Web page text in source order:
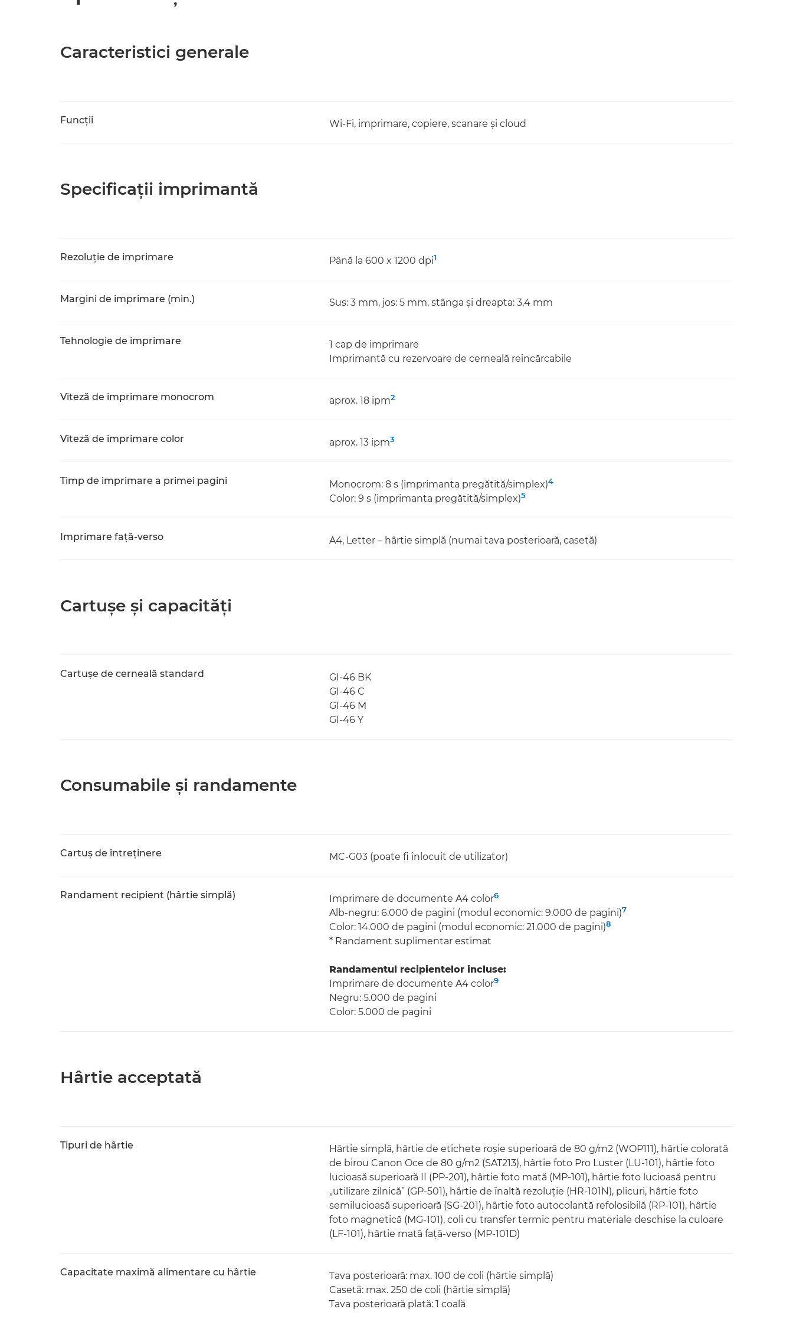
Caracteristici generale
Funcţii Wi-Fi, imprimare, copiere, scanare şi cloud
Specificaţii imprimantă
Rezoluţie de imprimare Până la 600 x 1200 dpi1
Margini de imprimare (min.) Sus: 3 mm, jos: 5 mm, stânga şi dreapta: 3,4 mm
Tehnologie de imprimare
1 cap de imprimare
Imprimantă cu rezervoare de cerneală reîncărcabile
Viteză de imprimare monocrom aprox. 18 ipm2
Viteză de imprimare color aprox. 13 ipm3
Timp de imprimare a primei pagini Monocrom: 8 s (imprimanta pregătită/simplex)4
Color: 9 s (imprimanta pregătită/simplex)5
Imprimare faţă-verso A4, Letter – hârtie simplă (numai tava posterioară, casetă)
Cartuşe şi capacităţi
Cartuşe de cerneală standard
GI-46 BK
GI-46 C
GI-46 M
GI-46 Y
Consumabile şi randamente
Cartuş de întreţinere MC-G03 (poate fi înlocuit de utilizator)
Randament recipient (hârtie simplă) Imprimare de documente A4 color6
Alb-negru: 6.000 de pagini (modul economic: 9.000 de pagini)7
Color: 14.000 de pagini (modul economic: 21.000 de pagini)8
* Randament suplimentar estimat
Randamentul recipientelor incluse:
Imprimare de documente A4 color9
Negru: 5.000 de pagini
Color: 5.000 de pagini
Hârtie acceptată
Tipuri de hârtie
Hârtie simplă, hârtie de etichete roşie superioară de 80 g/m2 (WOP111), hârtie colorată
de birou Canon Oce de 80 g/m2 (SAT213), hârtie foto Pro Luster (LU-101), hârtie foto
lucioasă superioară II (PP-201), hârtie foto mată (MP-101), hârtie foto lucioasă pentru
„utilizare zilnică” (GP-501), hârtie de înaltă rezoluţie (HR-101N), plicuri, hârtie foto
semilucioasă superioară (SG-201), hârtie foto autocolantă refolosibilă (RP-101), hârtie
foto magnetică (MG-101), coli cu transfer termic pentru materiale deschise la culoare
(LF-101), hârtie mată faţă-verso (MP-101D)
Capacitate maximă alimentare cu hârtie
Tava posterioară: max. 100 de coli (hârtie simplă)
Casetă: max. 250 de coli (hârtie simplă)
Tava posterioară plată: 1 coală